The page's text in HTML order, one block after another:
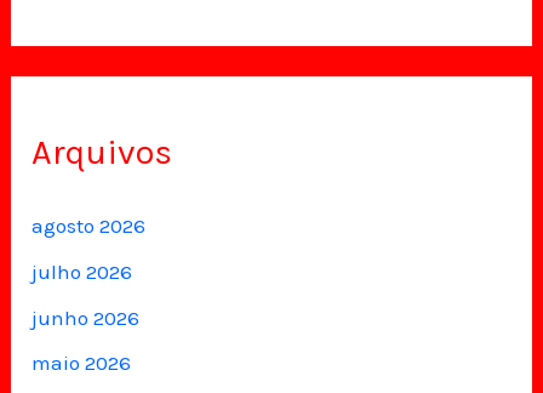
Arquivos
agosto 2026
julho 2026
junho 2026
maio 2026